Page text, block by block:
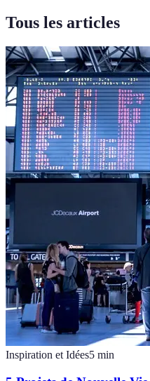
Tous les articles
Inspiration et Idées5 min